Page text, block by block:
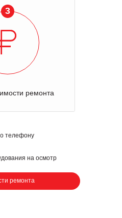
3
ремонта
телефону
на осмотр
ремонта